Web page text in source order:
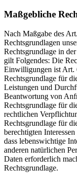
Maßgebliche
Nach Maßgabe des
Rechtsgrundlagen
Rechtsgrundlage in
gilt Folgendes: Die
Einwilligungen ist Art.
Rechtsgrundlage für
Leistungen und
Beantwortung von
Rechtsgrundlage für
rechtlichen
Rechtsgrundlage für
berechtigten
dass lebenswichtige
anderen natürlichen
Daten erforderlich
Rechtsgrundlage.